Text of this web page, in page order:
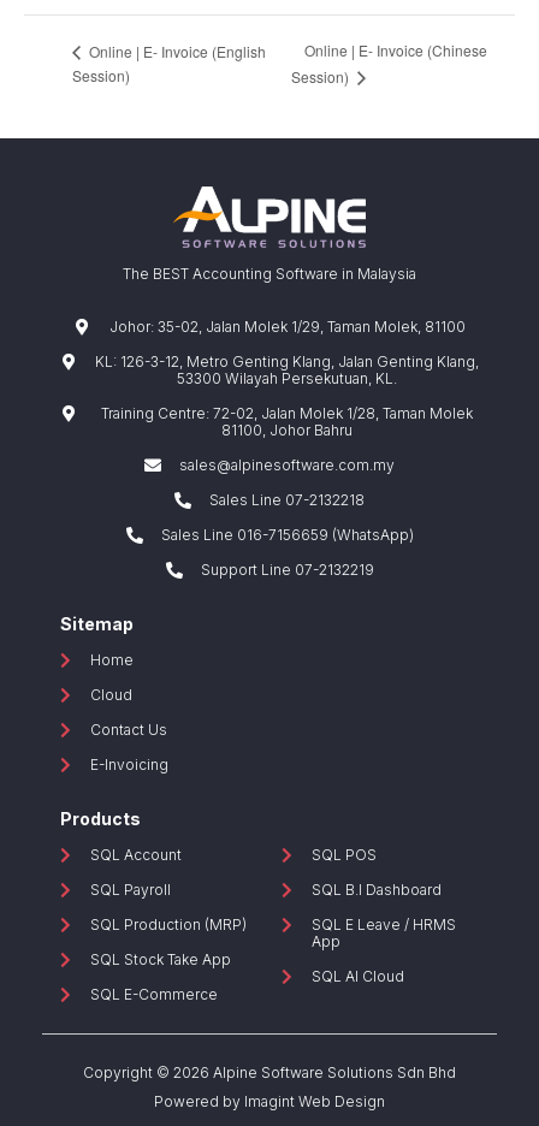
Online | E- Invoice (English
Session)
Online | E- Invoice (Chinese
Session)
The BEST Accounting Software in Malaysia
Johor: 35-02, Jalan Molek 1/29, Taman Molek, 81100
KL: 126-3-12, Metro Genting Klang, Jalan Genting Klang,
53300 Wilayah Persekutuan, KL.
Training Centre: 72-02, Jalan Molek 1/28, Taman Molek
81100, Johor Bahru
sales@alpinesoftware.com.my
Sales Line 07-2132218
Sales Line 016-7156659 (WhatsApp)
Support Line 07-2132219
Sitemap
Home
Cloud
Contact Us
E-Invoicing
Products
SQL Account
SQL Payroll
SQL Production (MRP)
SQL Stock Take App
SQL E-Commerce
SQL POS
SQL B.I Dashboard
SQL E Leave / HRMS
App
SQL AI Cloud
Copyright © 2026 Alpine Software Solutions Sdn Bhd
Powered by Imagint Web Design